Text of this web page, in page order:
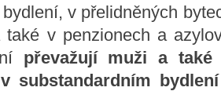
v přelidněných
také v penzionech a
převažují muži a tak
substandardním